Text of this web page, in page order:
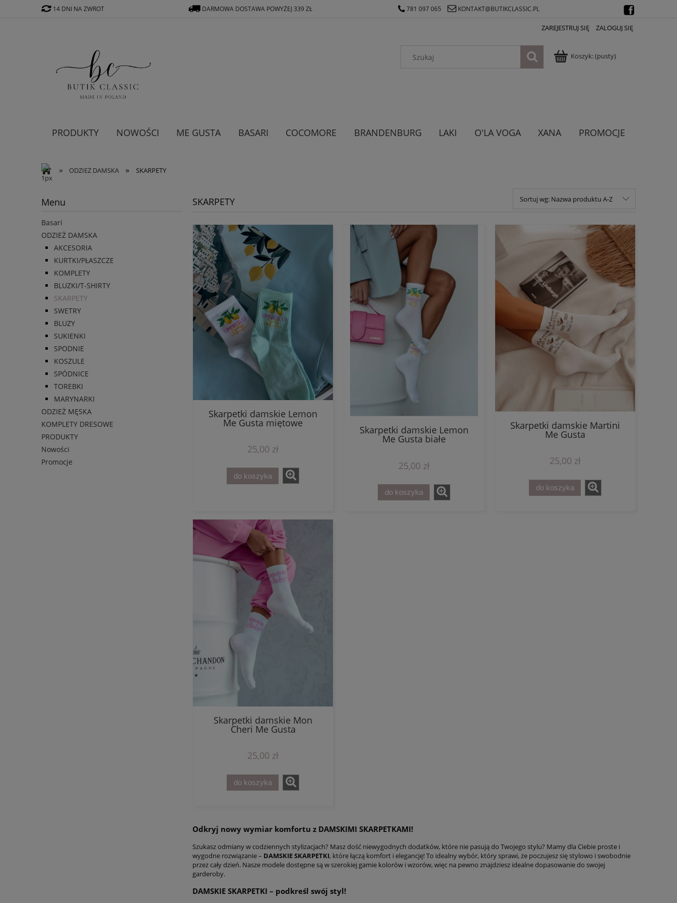
14 DNI NA ZWROT DARMOWA DOSTAWA POWYŻEJ 339 ZŁ 781 097 065 KONTAKT@BUTIKCLASSIC.PL
ZAREJESTRUJ SIĘ ZALOGUJ SIĘ
Koszyk:(pusty)
PRODUKTY NOWOŚCI ME GUSTA BASARI COCOMORE BRANDENBURG LAKI O'LA VOGA XANA PROMOCJE
» ODZIEŻ DAMSKA » SKARPETY
Menu
Basari
ODZIEŻ DAMSKA
AKCESORIA
KURTKI/PŁASZCZE
KOMPLETY
BLUZKI/T-SHIRTY
SKARPETY
SWETRY
BLUZY
SUKIENKI
SPODNIE
KOSZULE
SPÓDNICE
TOREBKI
MARYNARKI
ODZIEŻ MĘSKA
KOMPLETY DRESOWE
PRODUKTY
Nowości
Promocje
SKARPETY Sortuj wg: Nazwa produktu A-Z
Skarpetki damskie Lemon
Me Gusta miętowe
25,00 zł
do koszyka
Skarpetki damskie Lemon
Me Gusta białe
25,00 zł
do koszyka
Skarpetki damskie Martini
Me Gusta
25,00 zł
do koszyka
Skarpetki damskie Mon
Cheri Me Gusta
25,00 zł
do koszyka
Odkryj nowy wymiar komfortu z DAMSKIMI SKARPETKAMI!
Szukasz odmiany w codziennych stylizacjach? Masz dość niewygodnych dodatków, które nie pasują do Twojego stylu? Mamy dla Ciebie proste i
wygodne rozwiązanie – DAMSKIE SKARPETKI, które łączą komfort i elegancję! To idealny wybór, który sprawi, że poczujesz się stylowo i swobodnie
przez cały dzień. Nasze modele dostępne są w szerokiej gamie kolorów i wzorów, więc na pewno znajdziesz idealne dopasowanie do swojej
garderoby.
DAMSKIE SKARPETKI – podkreśl swój styl!